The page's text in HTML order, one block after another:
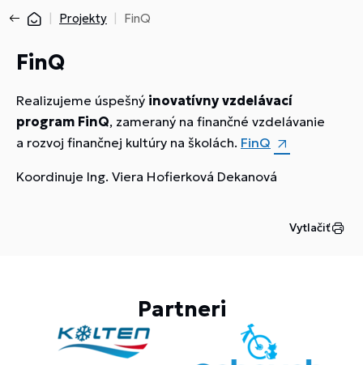
Projekty FinQ
FinQ
Realizujeme úspešný inovatívny vzdelávací
program FinQ, zameraný na finančné vzdelávanie
a rozvoj finančnej kultúry na školách. FinQ
Koordinuje Ing. Viera Hofierková Dekanová
Vytlačiť
Partneri